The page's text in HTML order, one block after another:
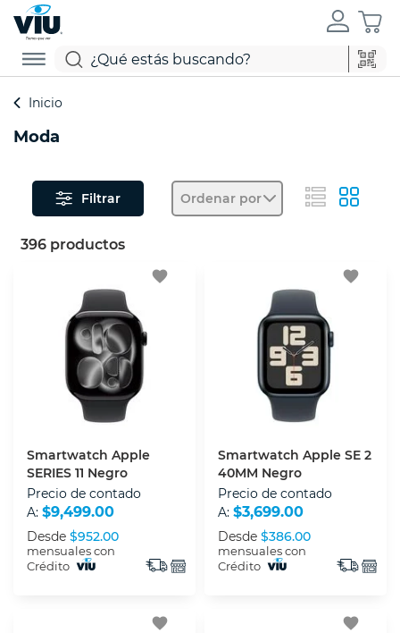
Inicio
Moda
Filtrar Ordenar por
396 productos
favorite
Smartwatch Apple
SERIES 11 Negro
Precio de contado
A: $9,499.00
Desde $952.00
mensuales con
Crédito
favorite
Smartwatch Apple SE 2
40MM Negro
Precio de contado
A: $3,699.00
Desde $386.00
mensuales con
Crédito
favorite favorite